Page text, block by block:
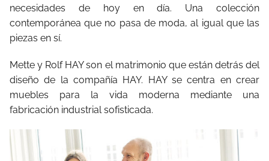
necesidades de hoy en día. Una colección
contemporánea que no pasa de moda, al igual que las
piezas en sí.
Mette y Rolf HAY son el matrimonio que están detrás del
diseño de la compañía HAY. HAY se centra en crear
muebles para la vida moderna mediante una
fabricación industrial sofisticada.